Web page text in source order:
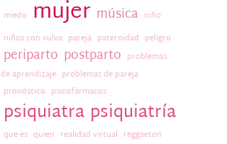
miedo mujer música niño
niños con vulva pareja paternidad peligro
periparto postparto problemas
de aprendizaje problemas de pareja
pronóstico psicofármacos
psiquiatra psiquiatría
que es quien realidad virtual reggaeton